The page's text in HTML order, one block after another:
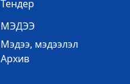
Тендер
МЭДЭЭ
Mэдээ, мэдээлэл
Архив